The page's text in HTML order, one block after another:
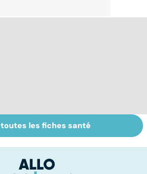
Variole du singe :
symptômes,
traitements
les fiches santé